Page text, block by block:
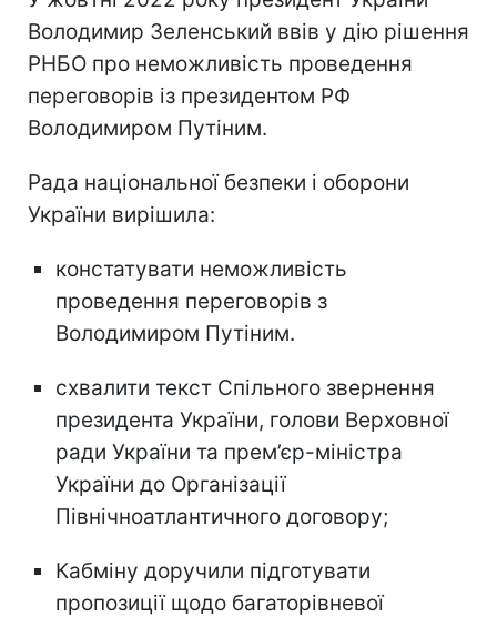
Володимир Зеленський ввів у дію рішення
РНБО про неможливість проведення
переговорів із президентом РФ
Володимиром Путіним.
Рада національної безпеки і оборони
України вирішила:
констатувати неможливість
проведення переговорів з
Володимиром Путіним.
схвалити текст Спільного звернення
президента України, голови Верховної
ради України та прем’єр-міністра
України до Організації
Північноатлантичного договору;
Кабміну доручили підготувати
пропозиції щодо багаторівневої